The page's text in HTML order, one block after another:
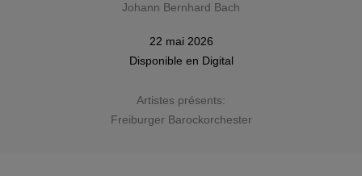
Johann Bernhard Bach
22 mai 2026
Disponible en Digital
Artistes présents:
Freiburger Barockorchester